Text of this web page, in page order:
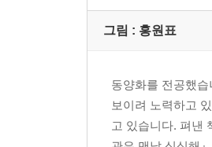
* 비행기를 위한 신호등
* 비행기끼리 부딪치지
* 하늘 위의 생명줄, 산
[5부] 사람이 타지 않는
그림 : 홍원표
동양화를 전공했
보이려 노력하고
고 있습니다. 펴낸